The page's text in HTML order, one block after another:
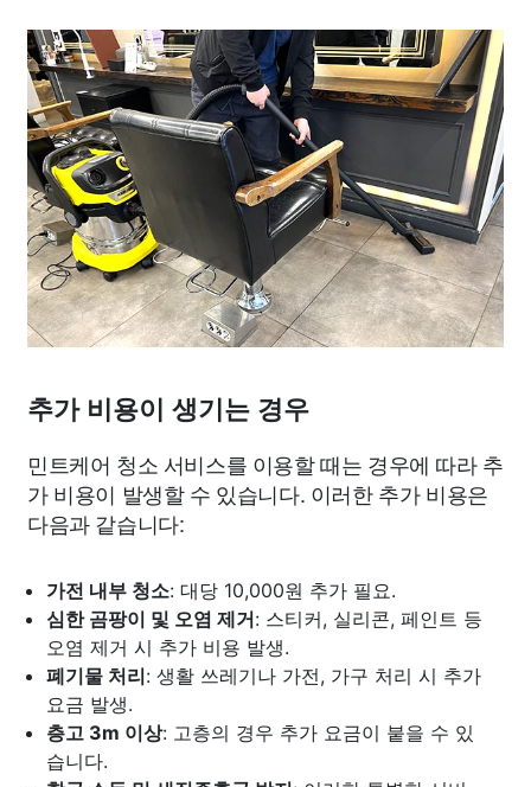
추가 비용이 생기는 경우
민트케어 청소 서비스를 이용할 때는 경우에 따라 추
가 비용이 발생할 수 있습니다. 이러한 추가 비용은
다음과 같습니다:
가전 내부 청소: 대당 10,000원 추가 필요.
심한 곰팡이 및 오염 제거: 스티커, 실리콘, 페인트 등
오염 제거 시 추가 비용 발생.
폐기물 처리: 생활 쓰레기나 가전, 가구 처리 시 추가
요금 발생.
층고 3m 이상: 고층의 경우 추가 요금이 붙을 수 있
습니다.